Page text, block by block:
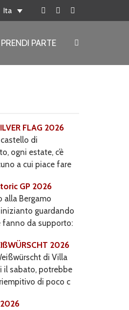
Ita
Facebook
opens
new
Instagram
opens
new
YouTube
opens
new
PRENDI PARTE Search:
FLAG 2026
di
ogni estate, c’è
a cui piace fare
GP 2026
alla Bergamo
guardando
fanno da supporto:
2026
di Villa
il sabato, potrebbe
di poco c